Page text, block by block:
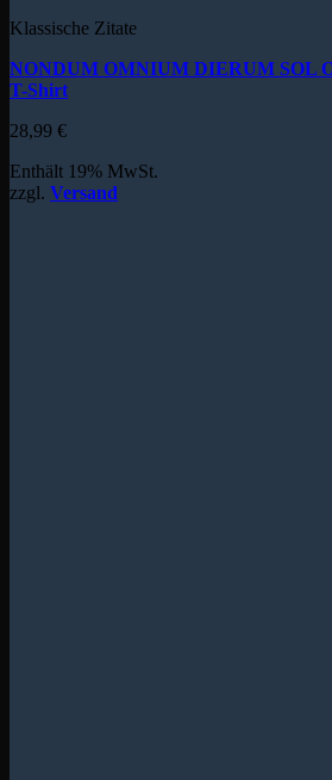
Klassische Zitate
NONDUM OMNIUM DIERUM SOL
T-Shirt
28,99 €
Enthält 19% MwSt.
zzgl. Versand